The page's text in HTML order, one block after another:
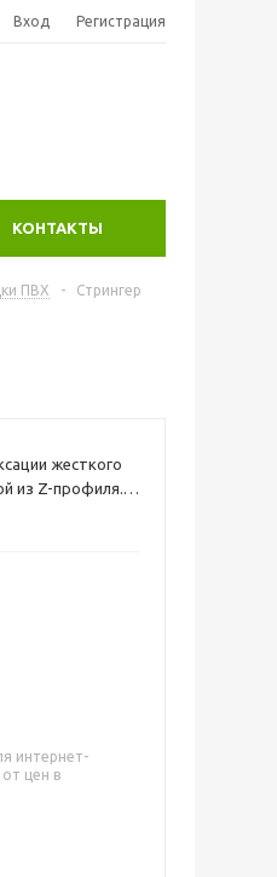
Вход Регистрация
КОНТАКТЫ
ПВХ -
Стрингер
жесткого
из Z-профиля.
жесткость
интернет-
цен в